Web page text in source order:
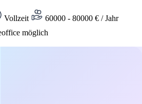
Vollzeit
60000 - 80000 € / Jahr
möglich